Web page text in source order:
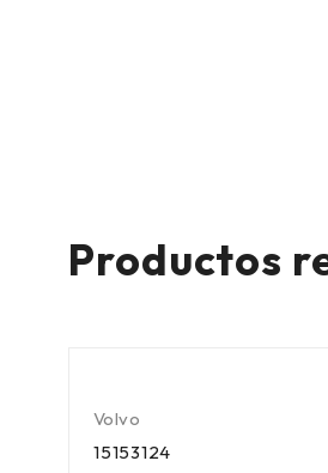
Productos
Volvo
15153124